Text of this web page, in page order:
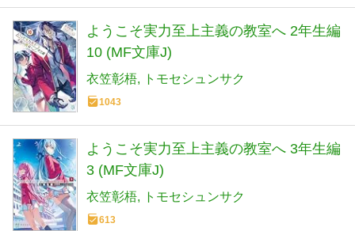
ようこそ実力至上主義の教室へ 2年生編
10 (MF文庫J)
衣笠彰梧 トモセシュンサク
1043
ようこそ実力至上主義の教室へ 3年生編
3 (MF文庫J)
衣笠彰梧 トモセシュンサク
613